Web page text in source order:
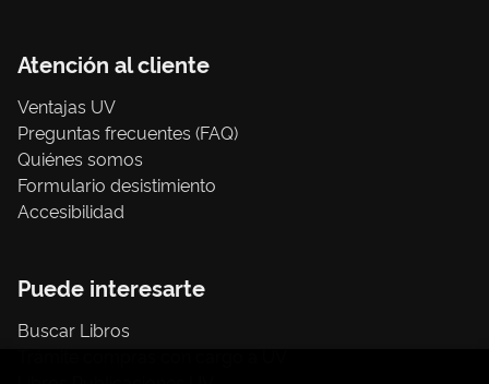
Atención al cliente
Ventajas UV
Preguntas frecuentes (FAQ)
Quiénes somos
Formulario desistimiento
Accesibilidad
Puede interesarte
Buscar Libros